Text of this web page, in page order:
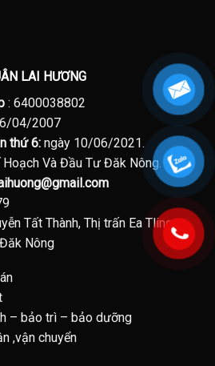
LAI HƯƠNG
: 6400038802
04/2007
thứ 6: ngày 10/06/2021.
Hoạch Và Đầu Tư Đăk Nông.
Tất Thành, Thị trấn Ea Tling,
Nông
– bảo trì – bảo dưỡng
,vận chuyển